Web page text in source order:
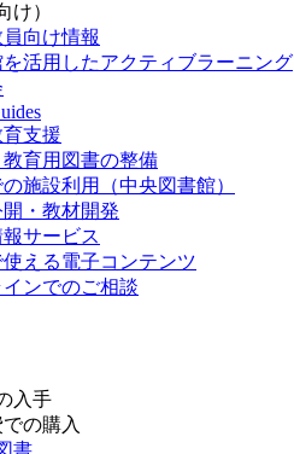
け）
向け情報
を活用したアクティブラーニング
支援
育用図書の整備
施設利用（中央図書館）
・教材開発
サービス
使える電子コンテンツ
ンでのご相談
入手
の購入